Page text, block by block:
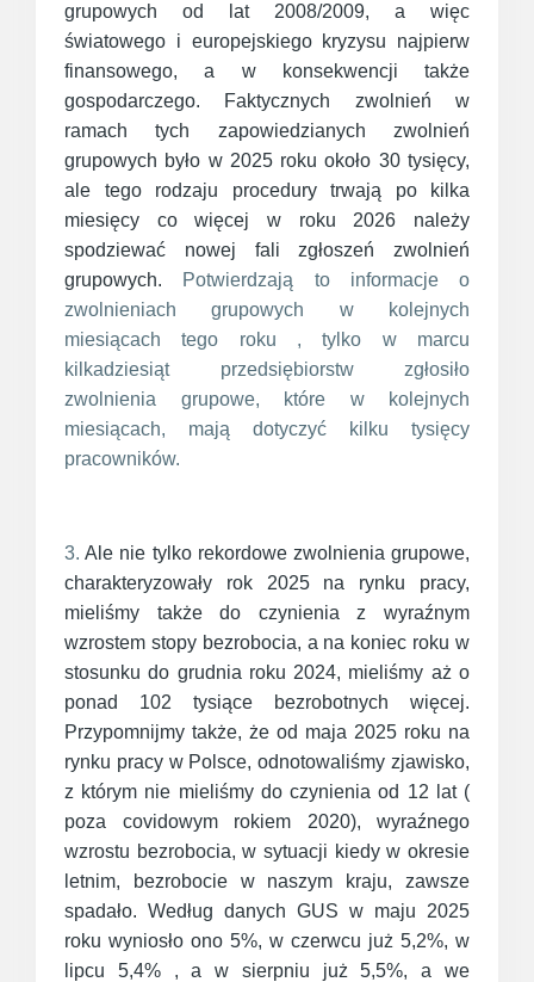
grupowych od lat 2008/2009, a więc
światowego i europejskiego kryzysu najpierw
finansowego, a w konsekwencji także
gospodarczego. Faktycznych zwolnień w
ramach tych zapowiedzianych zwolnień
grupowych było w 2025 roku około 30 tysięcy,
ale tego rodzaju procedury trwają po kilka
miesięcy co więcej w roku 2026 należy
spodziewać nowej fali zgłoszeń zwolnień
grupowych. Potwierdzają to informacje o
zwolnieniach grupowych w kolejnych
miesiącach tego roku , tylko w marcu
kilkadziesiąt przedsiębiorstw zgłosiło
zwolnienia grupowe, które w kolejnych
miesiącach, mają dotyczyć kilku tysięcy
pracowników.
3.Ale nie tylko rekordowe zwolnienia grupowe,
charakteryzowały rok 2025 na rynku pracy,
mieliśmy także do czynienia z wyraźnym
wzrostem stopy bezrobocia, a na koniec roku w
stosunku do grudnia roku 2024, mieliśmy aż o
ponad 102 tysiące bezrobotnych więcej.
Przypomnijmy także, że od maja 2025 roku na
rynku pracy w Polsce, odnotowaliśmy zjawisko,
z którym nie mieliśmy do czynienia od 12 lat (
poza covidowym rokiem 2020), wyraźnego
wzrostu bezrobocia, w sytuacji kiedy w okresie
letnim, bezrobocie w naszym kraju, zawsze
spadało. Według danych GUS w maju 2025
roku wyniosło ono 5%, w czerwcu już 5,2%, w
lipcu 5,4% , a w sierpniu już 5,5%, a we